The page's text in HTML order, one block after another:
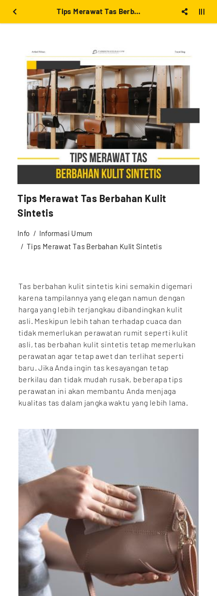
Tips Merawat Tas Berbahan Kulit Sintetis
Tips Merawat Tas Berbahan Kulit
Sintetis
Info
Informasi Umum
Tips Merawat Tas Berbahan Kulit Sintetis
Tas berbahan kulit sintetis kini semakin digemari
karena tampilannya yang elegan namun dengan
harga yang lebih terjangkau dibandingkan kulit
asli. Meskipun lebih tahan terhadap cuaca dan
tidak memerlukan perawatan rumit seperti kulit
asli, tas berbahan kulit sintetis tetap memerlukan
perawatan agar tetap awet dan terlihat seperti
baru. Jika Anda ingin tas kesayangan tetap
berkilau dan tidak mudah rusak, beberapa tips
perawatan ini akan membantu Anda menjaga
kualitas tas dalam jangka waktu yang lebih lama.